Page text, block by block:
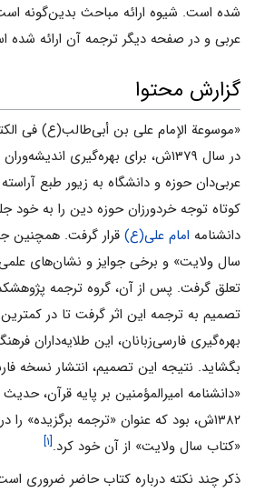
شده است. شیوه ارائه مباحث بدین‌گونه
عربى و در صفحه دیگر ترجمه آن ارائه شده
گزارش محتوا
«موسوعة الإمام علی بن أبی‌طالب(ع) فی
در سال ۱۳۷۹ش، براى بهره‌گیرى
عربى‌دان حوزه و دانشگاه به زیور طبع
کوتاه توجه خردورزان حوزه دین را به
دانشنامه امام على(ع) قرار گرفت. همچنین
سال ولایت» و برخى جوایز و نشان‌هاى
تعلق گرفت. پس از آن، گروه ترجمه
تصمیم به ترجمه این اثر گرفت تا در کمترین
بهره‌گیرى فارسى‌زبانان، این طلایه‌داران
بگشاید. نتیجه این تصمیم، انتشار نسخه
«دانشنامه امیرالمؤمنین بر پایه قرآن،
۱۳۸۲ش، بود که عنوان «ترجمه برگزیده»
«کتاب سال ولایت» از آن خود کرد.[۱]
ذکر چند نکته درباره کتاب حاضر ضرورى